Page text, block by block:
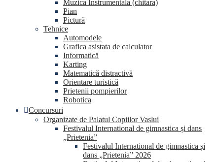
Muzica Instrumentala (chitara)
Pian
Pictură
Tehnice
Automodele
Grafica asistata de calculator
Informatică
Karting
Matematică distractivă
Orientare turistică
Prietenii pompierilor
Robotica
Concursuri
Organizate de Palatul Copiilor Vaslui
Festivalul International de gimnastica și dans
„Prietenia”
Festivalul International de gimnastica și
dans „Prietenia” 2026